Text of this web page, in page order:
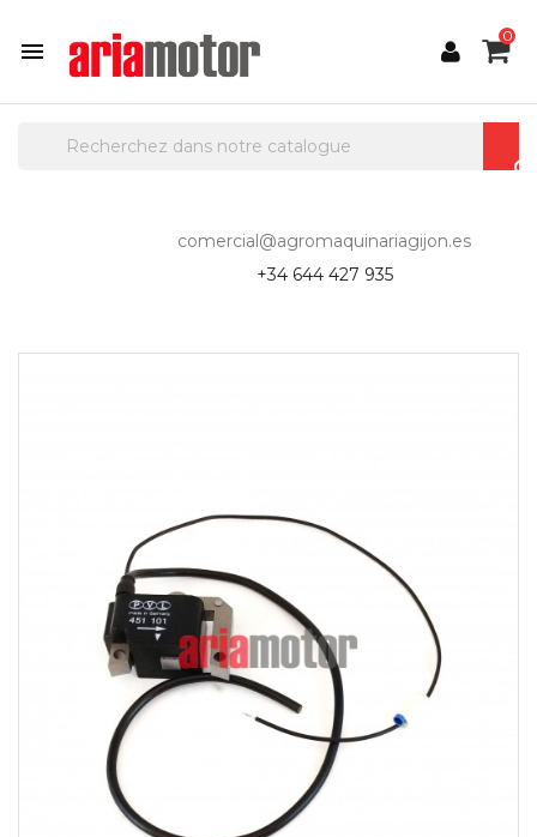

0
comercial@agromaquinariagijon.es
+34 644 427 935